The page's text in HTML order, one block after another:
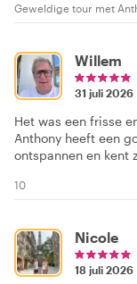
Geweldige tour met
Willem
31 juli 2026
Het was een frisse
Anthony heeft een
ontspannen en kent
10
Nicole
18 juli 2026